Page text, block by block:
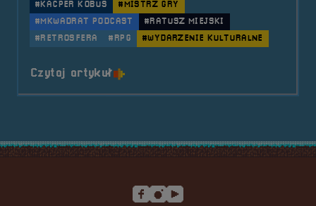
#KACPER KOBUS
#MISTRZ GRY
#MKWADRAT PODCAST
#RATUSZ MIEJSKI
#RETROSFERA
#RPG #WYDARZENIE KULTURALNE
Czytaj artykuło tytule RPG Game Master